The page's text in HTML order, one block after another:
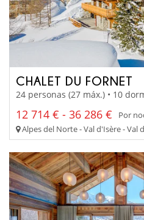
CHALET DU FORNET
24 personas (27 máx.) • 10
12 714 € - 36 286 €
Por
Alpes del Norte - Val d'Isère - Val